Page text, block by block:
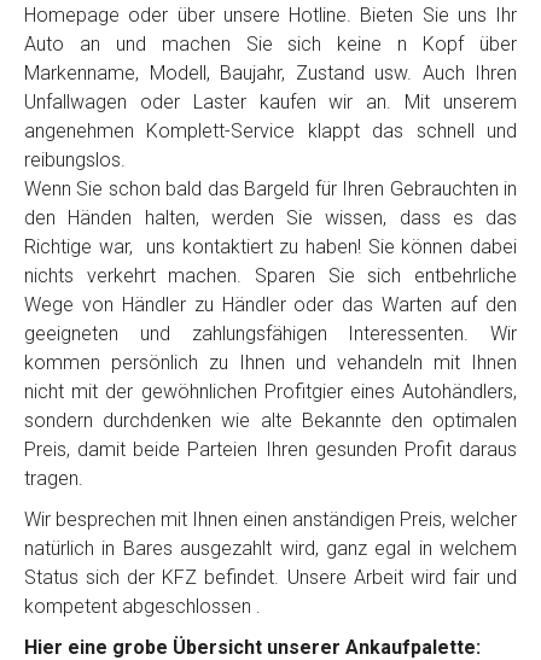
Homepage oder über unsere Hotline. Bieten Sie uns Ihr
Auto an und machen Sie sich keine n Kopf über
Markenname, Modell, Baujahr, Zustand usw. Auch Ihren
Unfallwagen oder Laster kaufen wir an. Mit unserem
angenehmen Komplett-Service klappt das schnell und
reibungslos.
Wenn Sie schon bald das Bargeld für Ihren Gebrauchten in
den Händen halten, werden Sie wissen, dass es das
Richtige war, uns kontaktiert zu haben! Sie können dabei
nichts verkehrt machen. Sparen Sie sich entbehrliche
Wege von Händler zu Händler oder das Warten auf den
geeigneten und zahlungsfähigen Interessenten. Wir
kommen persönlich zu Ihnen und vehandeln mit Ihnen
nicht mit der gewöhnlichen Profitgier eines Autohändlers,
sondern durchdenken wie alte Bekannte den optimalen
Preis, damit beide Parteien Ihren gesunden Profit daraus
tragen.
Wir besprechen mit Ihnen einen anständigen Preis, welcher
natürlich in Bares ausgezahlt wird, ganz egal in welchem
Status sich der KFZ befindet. Unsere Arbeit wird fair und
kompetent abgeschlossen .
Hier eine grobe Übersicht unserer Ankaufpalette: